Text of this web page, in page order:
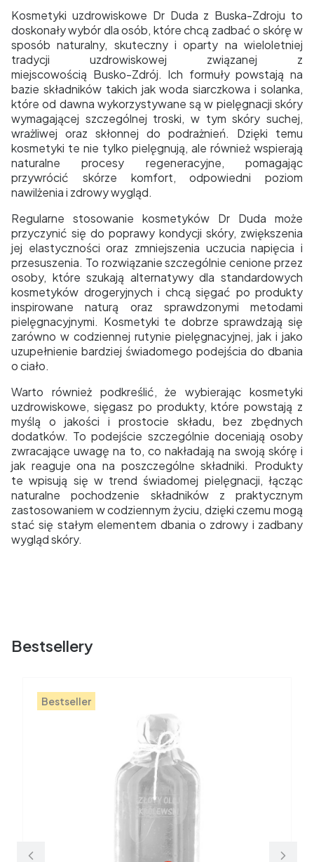
Kosmetyki uzdrowiskowe Dr Duda z Buska-Zdroju to
doskonały wybór dla osób, które chcą zadbać o skórę w
sposób naturalny, skuteczny i oparty na wieloletniej
tradycji uzdrowiskowej związanej z
miejscowością Busko-Zdrój. Ich formuły powstają na
bazie składników takich jak woda siarczkowa i solanka,
które od dawna wykorzystywane są w pielęgnacji skóry
wymagającej szczególnej troski, w tym skóry suchej,
wrażliwej oraz skłonnej do podrażnień. Dzięki temu
kosmetyki te nie tylko pielęgnują, ale również wspierają
naturalne procesy regeneracyjne, pomagając
przywrócić skórze komfort, odpowiedni poziom
nawilżenia i zdrowy wygląd.
Regularne stosowanie kosmetyków Dr Duda może
przyczynić się do poprawy kondycji skóry, zwiększenia
jej elastyczności oraz zmniejszenia uczucia napięcia i
przesuszenia. To rozwiązanie szczególnie cenione przez
osoby, które szukają alternatywy dla standardowych
kosmetyków drogeryjnych i chcą sięgać po produkty
inspirowane naturą oraz sprawdzonymi metodami
pielęgnacyjnymi. Kosmetyki te dobrze sprawdzają się
zarówno w codziennej rutynie pielęgnacyjnej, jak i jako
uzupełnienie bardziej świadomego podejścia do dbania
o ciało.
Warto również podkreślić, że wybierając kosmetyki
uzdrowiskowe, sięgasz po produkty, które powstają z
myślą o jakości i prostocie składu, bez zbędnych
dodatków. To podejście szczególnie doceniają osoby
zwracające uwagę na to, co nakładają na swoją skórę i
jak reaguje ona na poszczególne składniki. Produkty
te wpisują się w trend świadomej pielęgnacji, łącząc
naturalne pochodzenie składników z praktycznym
zastosowaniem w codziennym życiu, dzięki czemu mogą
stać się stałym elementem dbania o zdrowy i zadbany
wygląd skóry.
Bestsellery
Bestseller